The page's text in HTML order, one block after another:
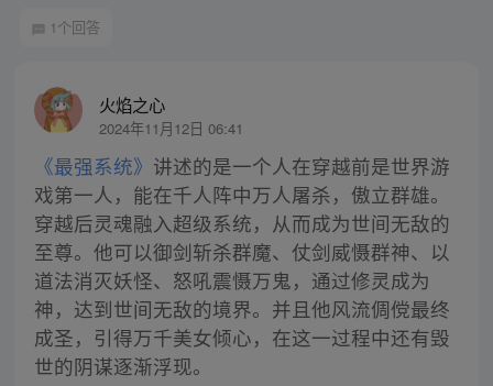
1个回答
火焰之心
2024年11月12日 06:41
《最强系统》 讲述的是一个人在穿越前是世界游
戏第一人，能在千人阵中万人屠杀，傲立群雄。
穿越后灵魂融入超级系统，从而成为世间无敌的
至尊。他可以御剑斩杀群魔、仗剑威慑群神、以
道法消灭妖怪、怒吼震慑万鬼，通过修灵成为
神，达到世间无敌的境界。并且他风流倜傥最终
成圣，引得万千美女倾心，在这一过程中还有毁
世的阴谋逐渐浮现。